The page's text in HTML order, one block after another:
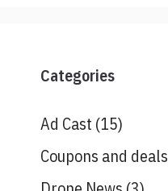
Categories
Ad Cast (15)
Coupons and deals